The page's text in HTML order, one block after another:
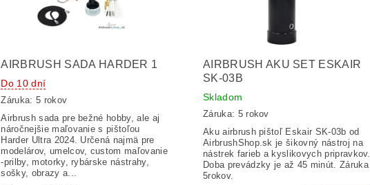
AIRBRUSH SADA HARDER 1
Do 10 dní
Záruka: 5 rokov
Airbrush sada pre bežné hobby, ale aj
náročnejšie maľovanie s pištoľou
Harder Ultra 2024. Určená najmä pre
modelárov, umelcov, custom maľovanie
-prilby, motorky, rybárske nástrahy,
sošky, obrazy a...
AIRBRUSH AKU SET ESKAIR
SK-03B
Skladom
Záruka: 5 rokov
Aku airbrush pištoľ Eskair SK-03b od
AirbrushShop.sk je šikovný nástroj na
nástrek farieb a kyslikovych pripravkov.
Doba prevádzky je až 45 minút. Záruka
5rokov.